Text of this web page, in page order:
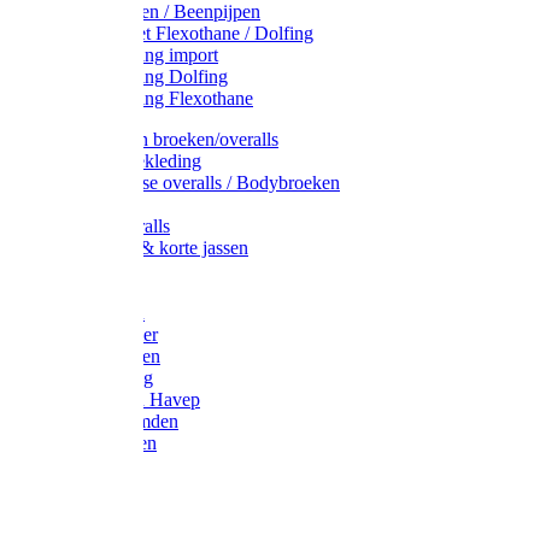
Plukmouwen / Beenpijpen
Reparatieset Flexothane / Dolfing
Regenkleding import
Regenkleding Dolfing
Regenkleding Flexothane
Toebehoren broeken/overalls
Signalisatiekleding
Amerikaanse overalls / Bodybroeken
Kinderoveralls
Stofjassen & korte jassen
Bodywarmer
Werkbroeken
Zaagkleding
Werkjassen Havep
Thermohemden
Overhemden